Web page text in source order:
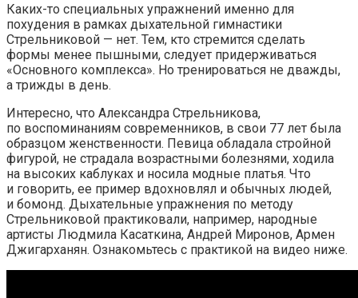
Каких-то специальных упражнений именно для
похудения в рамках дыхательной гимнастики
Стрельниковой — нет. Тем, кто стремится сделать
формы менее пышными, следует придерживаться
«Основного комплекса». Но тренироваться не дважды,
а трижды в день.
Интересно, что Александра Стрельникова,
по воспоминаниям современников, в свои 77 лет была
образцом женственности. Певица обладала стройной
фигурой, не страдала возрастными болезнями, ходила
на высоких каблуках и носила модные платья. Что
и говорить, ее пример вдохновлял и обычных людей,
и бомонд. Дыхательные упражнения по методу
Стрельниковой практиковали, например, народные
артисты Людмила Касаткина, Андрей Миронов, Армен
Джигарханян. Ознакомьтесь с практикой на видео ниже.